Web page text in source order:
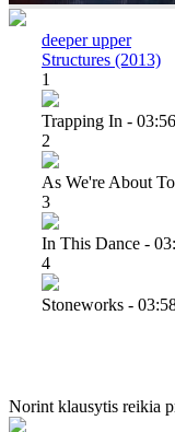
deeper upper
Structures (2013)
1
Trapping In - 03:56
2
As We're About
3
In This Dance -
4
Stoneworks -
Norint klausytis reikia